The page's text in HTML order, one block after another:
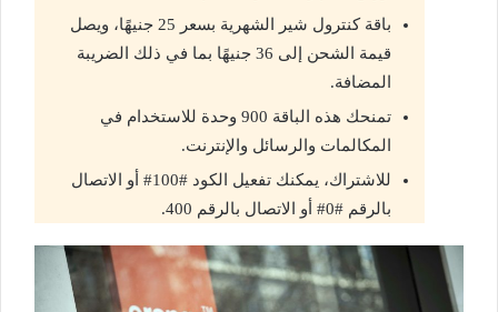
باقة كنترول شير الشهرية بسعر 25 جنيهًا، ويصل
قيمة الشحن إلى 36 جنيهًا بما في ذلك الضريبة
المضافة.
تمنحك هذه الباقة 900 وحدة للاستخدام في
المكالمات والرسائل والإنترنت.
للاشتراك، يمكنك تفعيل الكود #100# أو الاتصال
بالرقم #0# أو الاتصال بالرقم 400.